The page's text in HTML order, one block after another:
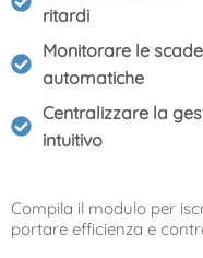
ritardi
Monitorare le
automatiche
Centralizzare la
intuitivo
Compila il modulo per
portare efficienza e